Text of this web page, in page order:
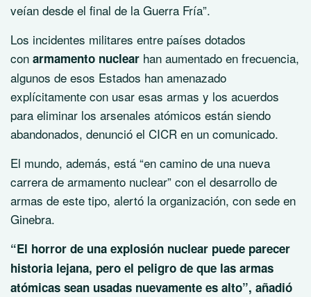
veían desde el final de la Guerra Fría”.
Los incidentes militares entre países dotados
con armamento nuclear han aumentado en frecuencia,
algunos de esos Estados han amenazado
explícitamente con usar esas armas y los acuerdos
para eliminar los arsenales atómicos están siendo
abandonados, denunció el CICR en un comunicado.
El mundo, además, está “en camino de una nueva
carrera de armamento nuclear” con el desarrollo de
armas de este tipo, alertó la organización, con sede en
Ginebra.
“El horror de una explosión nuclear puede parecer
historia lejana, pero el peligro de que las armas
atómicas sean usadas nuevamente es alto”, añadió